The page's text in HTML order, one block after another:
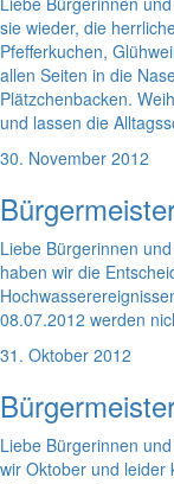
sie wieder, die
Pfefferkuchen,
allen Seiten in die
Plätzchenbacken.
und lassen die
30. November 2012
Liebe Bürgerinnen
haben wir die
08.07.2012 werden
31. Oktober 2012
Liebe Bürgerinnen
wir Oktober und leider